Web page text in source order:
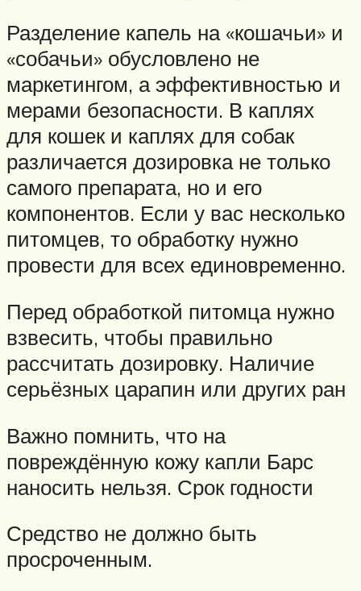
Разделение капель на «кошачьи» и
«собачьи» обусловлено не
маркетингом, а эффективностью и
мерами безопасности. В каплях
для кошек и каплях для собак
различается дозировка не только
самого препарата, но и его
компонентов. Если у вас несколько
питомцев, то обработку нужно
провести для всех единовременно.
Перед обработкой питомца нужно
взвесить, чтобы правильно
рассчитать дозировку. Наличие
серьёзных царапин или других ран
Важно помнить, что на
повреждённую кожу капли Барс
наносить нельзя. Срок годности
Средство не должно быть
просроченным.